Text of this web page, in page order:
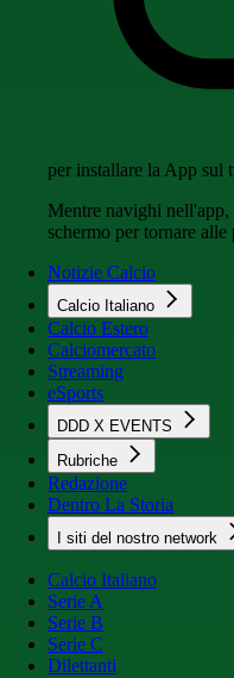
per installare la App sul
Mentre navighi
schermo per tornare alle
Notizie Calcio
Calcio Italiano
Calcio Estero
Calciomercato
Streaming
eSports
DDD X EVENTS
Rubriche
Redazione
Dentro La Storia
I siti del nostro network
Calcio Italiano
Serie A
Serie B
Serie C
Dilettanti